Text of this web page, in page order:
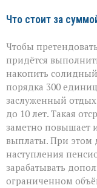
Что стоит за
Чтобы
придётся
накопить
порядка 300
заслуженный
до 10 лет. Такая
заметно повышает
выплаты. При этом
наступления
зарабатывать
ограниченном